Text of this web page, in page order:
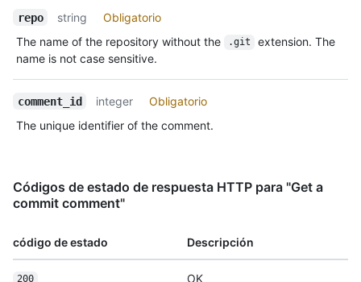
repo string
Obligatorio
The name of the repository without the
.git
extension. The
name is not case sensitive.
comment_id integer
Obligatorio
The unique identifier of the comment.
Códigos de estado de respuesta HTTP para "Get a
commit comment"
código de estado Descripción
200 OK